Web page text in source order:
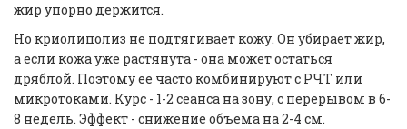
жир упорно держится.
Но криолиполиз не подтягивает кожу. Он убирает жир,
а если кожа уже растянута - она может остаться
дряблой. Поэтому ее часто комбинируют с РЧТ или
микротоками. Курс - 1-2 сеанса на зону, с перерывом в 6-
8 недель. Эффект - снижение объема на 2-4 см.